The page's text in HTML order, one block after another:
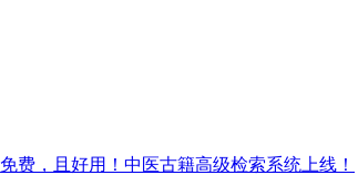
免费，且好用！中医古籍高级检索系统上线！